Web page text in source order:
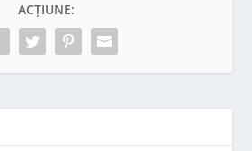
ACȚIUNE: